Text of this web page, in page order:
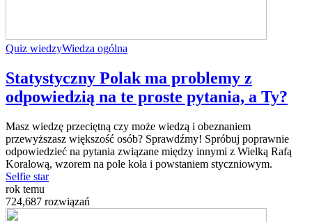
Quiz wiedzyWiedza ogólna
Statystyczny Polak ma problemy z
odpowiedzią na te proste pytania, a Ty?
Masz wiedzę przeciętną czy może wiedzą i obeznaniem
przewyższasz większość osób? Sprawdźmy! Spróbuj poprawnie
odpowiedzieć na pytania związane między innymi z Wielką Rafą
Koralową, wzorem na pole koła i powstaniem styczniowym.
Selfie star
rok temu
724,687 rozwiązań